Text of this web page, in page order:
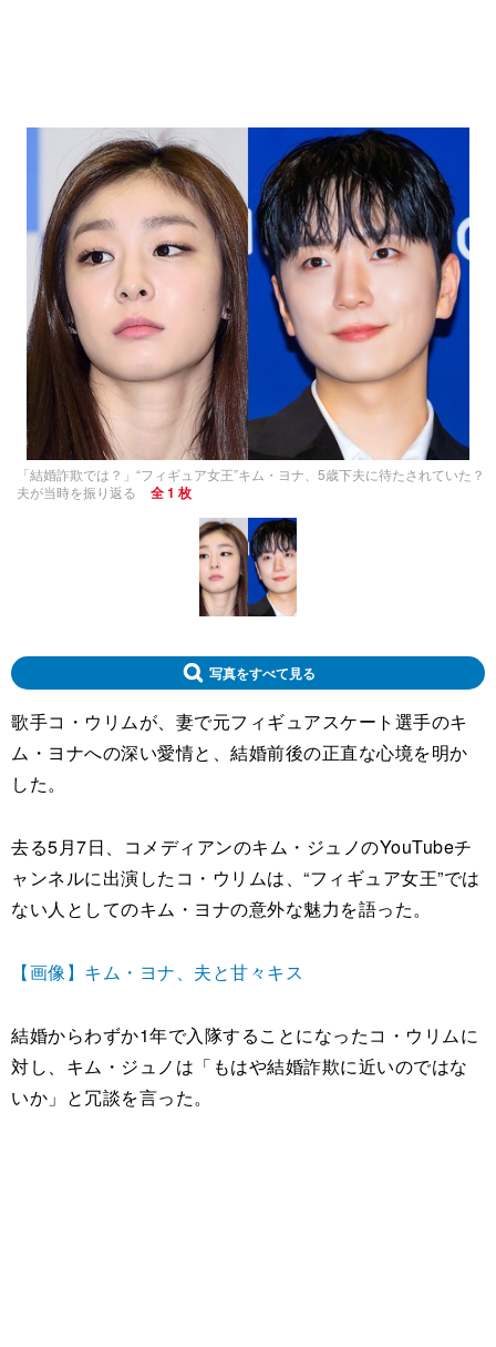
「結婚詐欺では？」“フィギュア女王”キム・ヨナ、5歳下夫に待たされていた？
夫が当時を振り返る
全 1 枚
写真をすべて見る
歌手コ・ウリムが、妻で元フィギュアスケート選手のキ
ム・ヨナへの深い愛情と、結婚前後の正直な心境を明か
した。
去る5月7日、コメディアンのキム・ジュノのYouTubeチ
ャンネルに出演したコ・ウリムは、“フィギュア女王”では
ない人としてのキム・ヨナの意外な魅力を語った。
【画像】キム・ヨナ、夫と甘々キス
結婚からわずか1年で入隊することになったコ・ウリムに
対し、キム・ジュノは「もはや結婚詐欺に近いのではな
いか」と冗談を言った。